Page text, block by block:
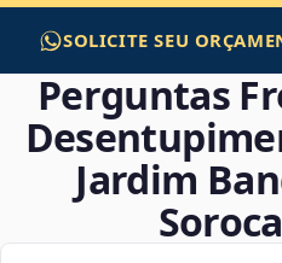
SOLICITE SEU
Perguntas
Jardim